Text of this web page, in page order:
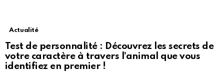
Actualité
Test de personnalité : Découvrez les secrets de
votre caractère à travers l’animal que vous
identifiez en premier !